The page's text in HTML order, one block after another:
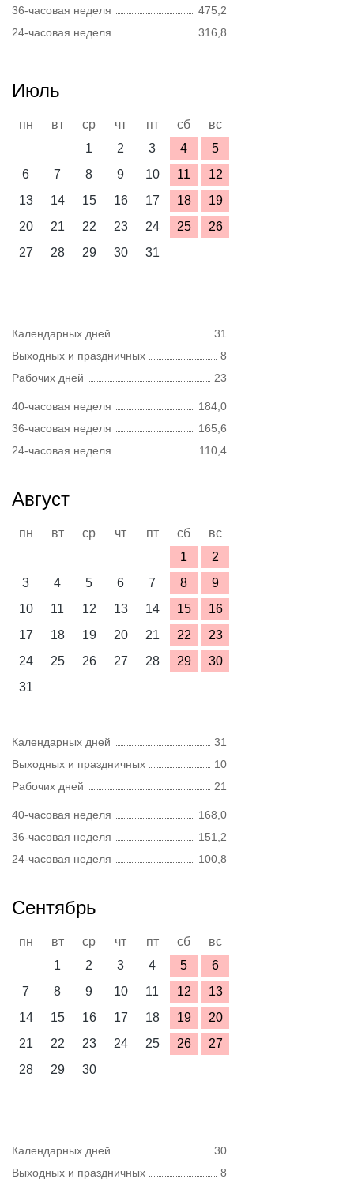
36-часовая неделя
475,2
24-часовая неделя
316,8
Июль
пн вт ср чт пт сб
вс
1
2 3 4
5
6
7 8 9 10 11
12
13
14 15 16 17 18
19
20
21 22 23 24 25
26
27
28 29 30 31
Календарных дней
31
Выходных и праздничных
8
Рабочих дней
23
40-часовая неделя
184,0
36-часовая неделя
165,6
24-часовая неделя
110,4
Август
пн вт ср чт пт сб
вс
1
2
3
4 5 6 7 8
9
10
11 12 13 14 15
16
17
18 19 20 21 22
23
24
25 26 27 28 29
30
31
Календарных дней
31
Выходных и праздничных
10
Рабочих дней
21
40-часовая неделя
168,0
36-часовая неделя
151,2
24-часовая неделя
100,8
Сентябрь
пн вт ср чт пт сб
вс
1
2 3 4 5
6
7
8 9 10 11 12
13
14
15 16 17 18 19
20
21
22 23 24 25 26
27
28
29 30
Календарных дней
30
Выходных и праздничных
8